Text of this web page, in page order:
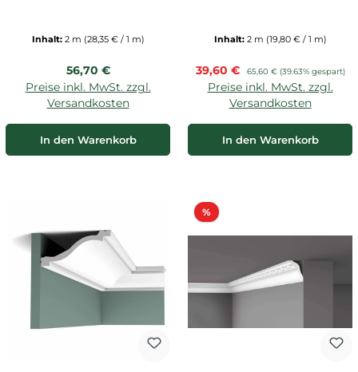
Inhalt: 2 m (28,35 € / 1 m)
Regulärer Preis:
56,70 €
Preise inkl. MwSt. zzgl.
Versandkosten
In den Warenkorb
Inhalt: 2 m (19,80 € / 1 m)
Verkaufspreis:
39,60 € Regulärer Preis:
65,60 € (39.63% gespart)
Preise inkl. MwSt. zzgl.
Versandkosten
In den Warenkorb
%Rabatt